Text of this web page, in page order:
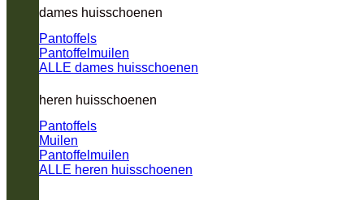
dames huisschoenen
Pantoffels
Pantoffelmuilen
ALLE dames huisschoenen
heren huisschoenen
Pantoffels
Muilen
Pantoffelmuilen
ALLE heren huisschoenen